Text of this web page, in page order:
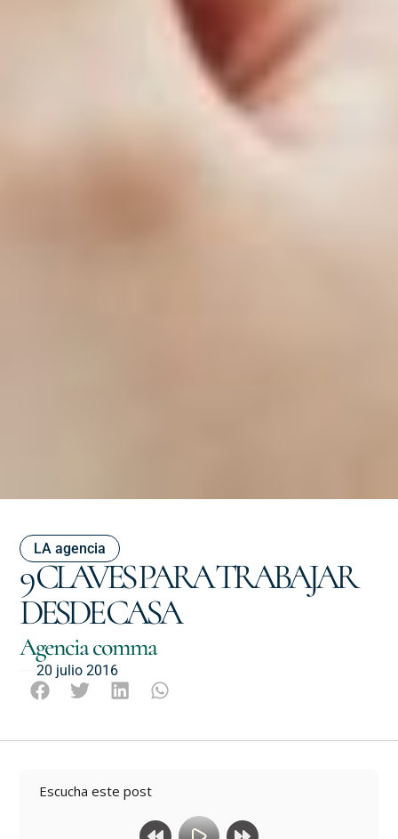
9 CLAVES PARA TRABAJAR
DESDE CASA
LA agencia
Agencia comma
20 julio 2016
Escucha este post